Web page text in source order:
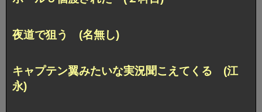
夜道で狙う (名無し)
キャプテン翼みたいな実況聞こえてくる (江
永)